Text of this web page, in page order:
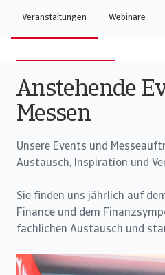
Veranstaltungen Webinare
Anstehende
Messen
Unsere Events und
Austausch, Inspiration und
Sie finden uns jährlich auf
Finance und dem
fachlichen Austausch und